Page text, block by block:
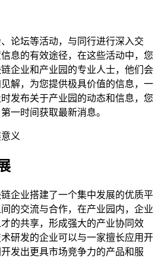
论坛等活动，与同行进行深入交
息的有效途径，在这些活动中，您
企业和产业园的专业人士，他们会
解，为您提供极具价值的信息，一
发布关于产业园的动态和信息，您
一时间获取最新消息。
义
企业搭建了一个集中发展的优质平
的交流与合作，在产业园内，企业
的共享，形成强大的产业协同效
研发的企业可以与一家擅长应用开
发出更具市场竞争力的产品和服